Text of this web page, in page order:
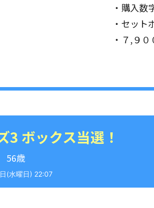
・購入
・セット
・７,９０
3 ボックス当選！
56歳
(水曜日) 22:07